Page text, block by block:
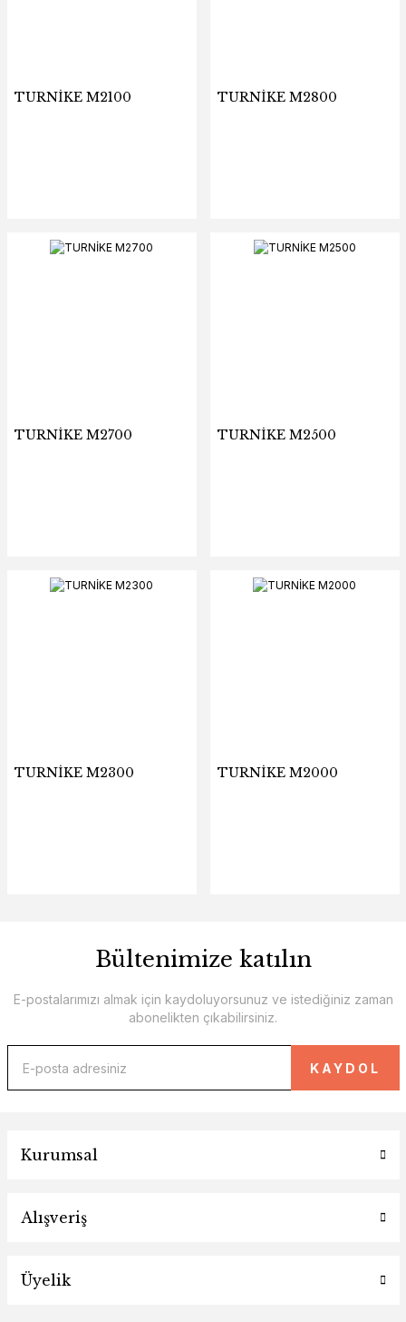
TURNİKE M2100 TURNİKE M2800
TURNİKE M2700 TURNİKE M2500
TURNİKE M2300 TURNİKE M2000
Bültenimize katılın
E-postalarımızı almak için kaydoluyorsunuz ve istediğiniz zaman
abonelikten çıkabilirsiniz.
KAYDOL
Kurumsal
Alışveriş
Üyelik